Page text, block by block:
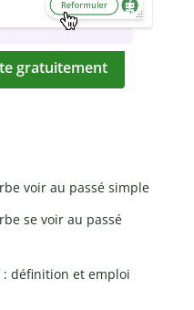
gratuitement
voir au passé simple
se voir au passé
: définition et emploi